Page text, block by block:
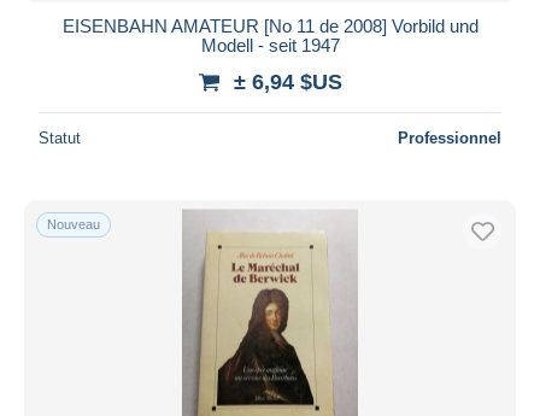
EISENBAHN AMATEUR [No 11 de 2008] Vorbild und
Modell - seit 1947
± 6,94 $US
Statut Professionnel
Nouveau